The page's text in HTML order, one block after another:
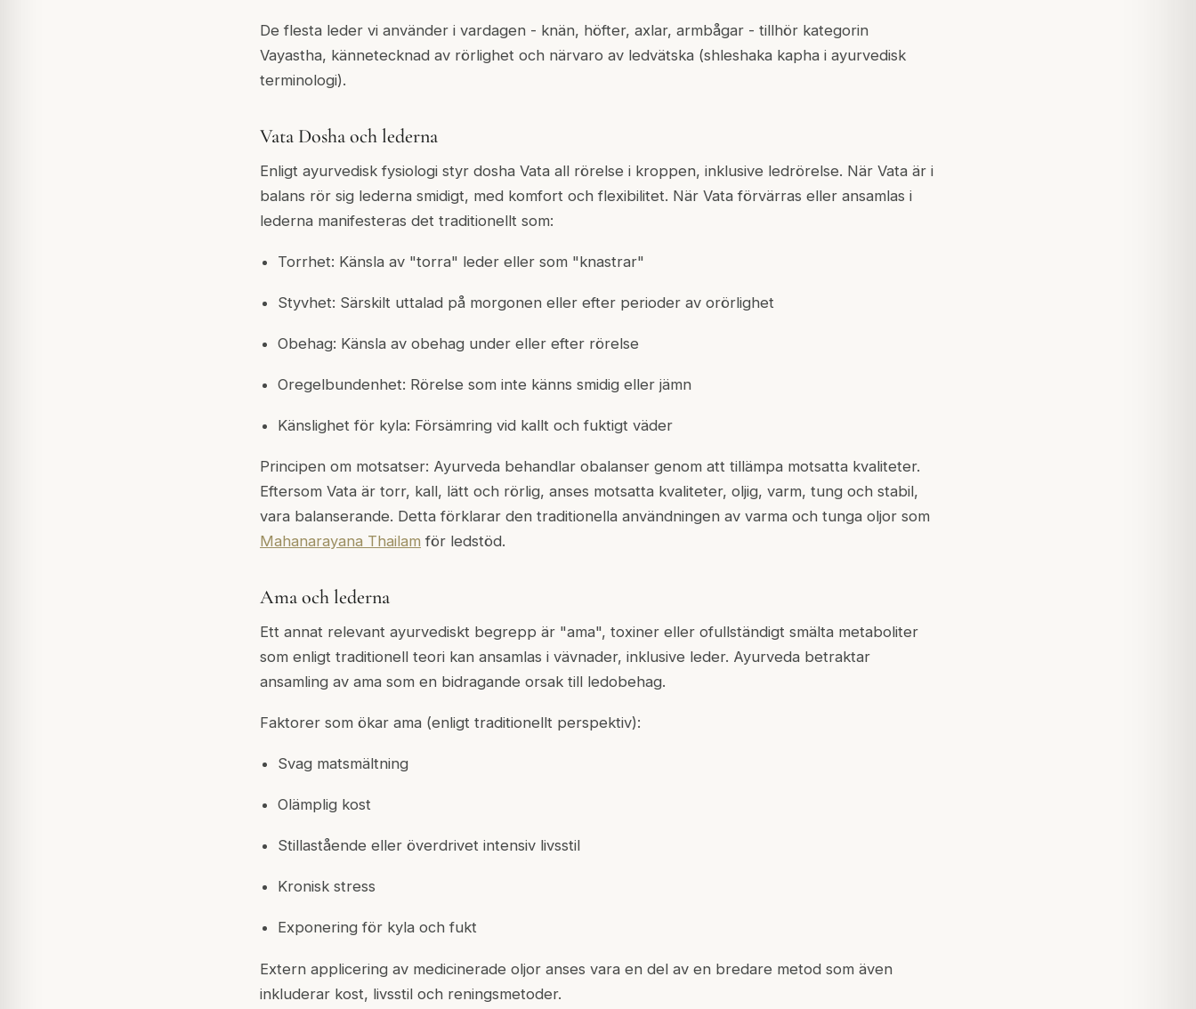
De flesta leder vi använder i vardagen - knän, höfter, axlar, armbågar - tillhör kategorin
Vayastha, kännetecknad av rörlighet och närvaro av ledvätska (shleshaka kapha i ayurvedisk
terminologi).
Vata Dosha och lederna
Enligt ayurvedisk fysiologi styr dosha Vata all rörelse i kroppen, inklusive ledrörelse. När Vata är i
balans rör sig lederna smidigt, med komfort och flexibilitet. När Vata förvärras eller ansamlas i
lederna manifesteras det traditionellt som:
Torrhet: Känsla av "torra" leder eller som "knastrar"
Styvhet: Särskilt uttalad på morgonen eller efter perioder av orörlighet
Obehag: Känsla av obehag under eller efter rörelse
Oregelbundenhet: Rörelse som inte känns smidig eller jämn
Känslighet för kyla: Försämring vid kallt och fuktigt väder
Principen om motsatser: Ayurveda behandlar obalanser genom att tillämpa motsatta kvaliteter.
Eftersom Vata är torr, kall, lätt och rörlig, anses motsatta kvaliteter, oljig, varm, tung och stabil,
vara balanserande. Detta förklarar den traditionella användningen av varma och tunga oljor som
Mahanarayana Thailam för ledstöd.
Ama och lederna
Ett annat relevant ayurvediskt begrepp är "ama", toxiner eller ofullständigt smälta metaboliter
som enligt traditionell teori kan ansamlas i vävnader, inklusive leder. Ayurveda betraktar
ansamling av ama som en bidragande orsak till ledobehag.
Faktorer som ökar ama (enligt traditionellt perspektiv):
Svag matsmältning
Olämplig kost
Stillastående eller överdrivet intensiv livsstil
Kronisk stress
Exponering för kyla och fukt
Extern applicering av medicinerade oljor anses vara en del av en bredare metod som även
inkluderar kost, livsstil och reningsmetoder.